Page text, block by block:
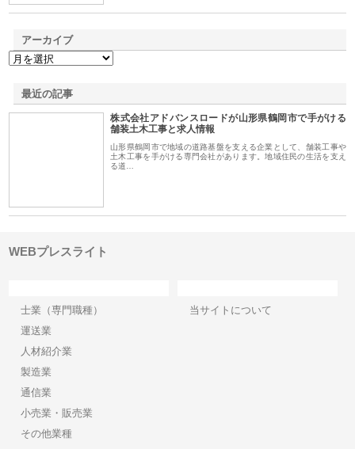
アーカイブ
最近の記事
株式会社アドバンスロードが山形県鶴岡市で手がける
舗装土木工事と求人情報
山形県鶴岡市で地域の道路基盤を支える企業として、舗装工事や
土木工事を手がける専門会社があります。地域住民の生活を支え
る道…
WEBプレスライト
士業（専門職種）
運送業
人材紹介業
製造業
通信業
小売業・販売業
その他業種
当サイトについて